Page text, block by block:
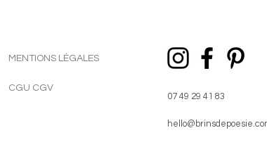
MENTIONS LÉGALES
CGU CGV
07 49 29 41 83